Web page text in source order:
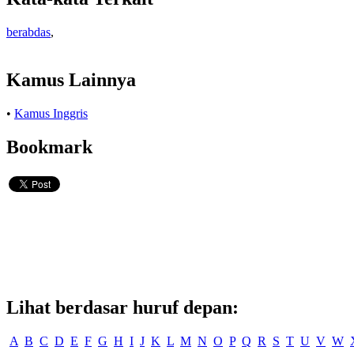
berabdas,
Kamus Lainnya
• Kamus Inggris
Bookmark
Lihat berdasar huruf depan:
A B C D E F G H I J K L M N O P Q R S T U V W